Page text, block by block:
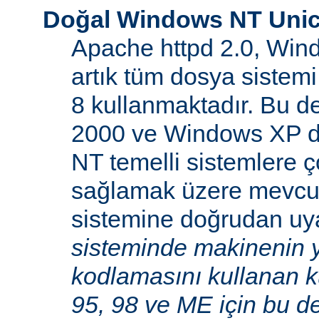
Doğal Windows NT
Apache httpd 2.0,
artık tüm dosya
8 kullanmaktadır. Bu
2000 ve Windows XP
NT temelli sistemlere
sağlamak üzere
sistemine doğrudan
sisteminde makinenin
kodlamasını kullanan
95, 98 ve ME için bu